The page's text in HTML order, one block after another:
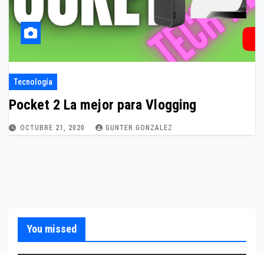
Tecnología
Pocket 2 La mejor para Vlogging
OCTUBRE 21, 2020 GUNTER.GONZALEZ
You missed